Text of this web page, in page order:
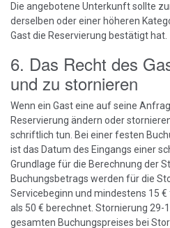
Die angebotene Unterkunft sollte
derselben oder einer höheren
Gast die Reservierung bestätigt hat.
6. Das Recht des
und zu stornieren
Wenn ein Gast eine auf seine
Reservierung ändern oder
schriftlich tun. Bei einer festen
ist das Datum des Eingangs einer
Grundlage für die Berechnung der
Buchungsbetrags werden für die
Servicebeginn und mindestens 15
als 50 € berechnet. Stornierung 29-
gesamten Buchungspreises bei